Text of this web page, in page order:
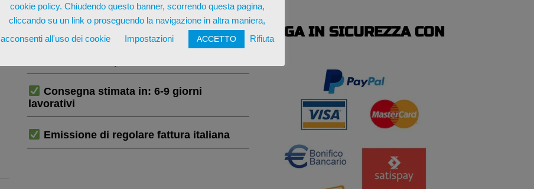
Consegna stimata in: 6-9 giorni
lavorativi
Emissione di regolare fattura italiana
PAGA IN SICUREZZA CON
cookie policy. Chiudendo questo banner, scorrendo questa pagina,
cliccando su un link o proseguendo la navigazione in altra maniera,
acconsenti all'uso dei cookie
Impostazioni ACCETTO Rifiuta